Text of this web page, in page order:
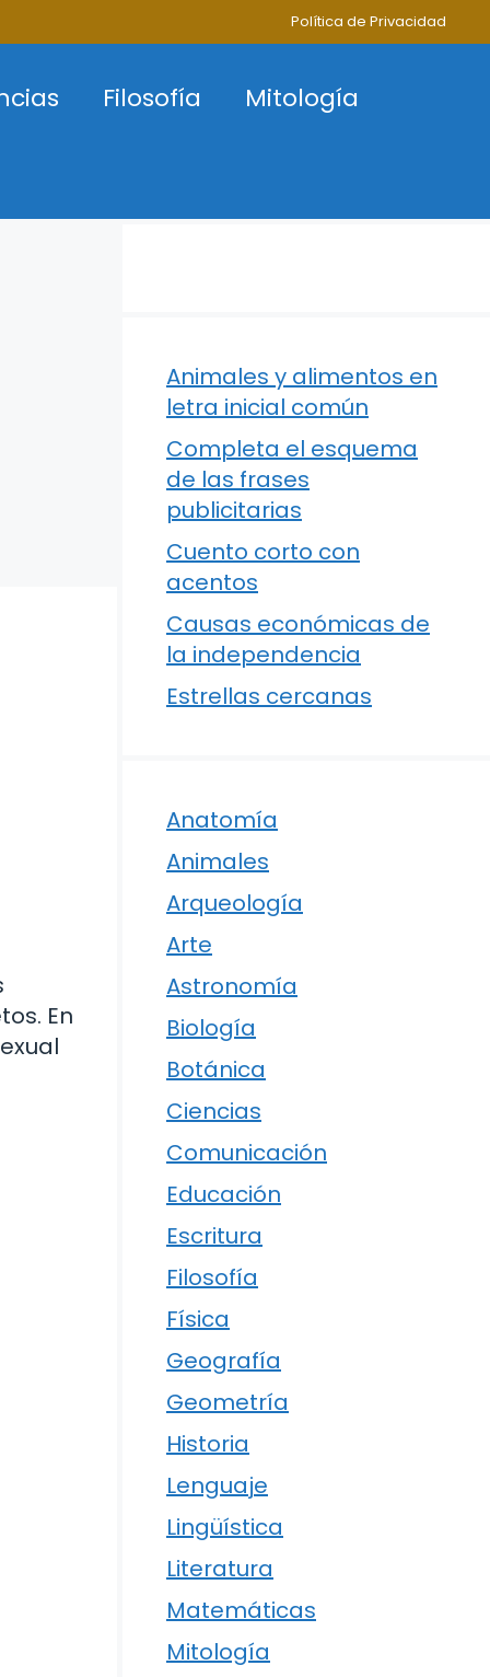
Política de Privacidad
Filosofía Mitología
En
Animales y alimentos en
letra inicial común
Completa el esquema
de las frases
publicitarias
Cuento corto con
acentos
Causas económicas de
la independencia
Estrellas cercanas
Anatomía
Animales
Arqueología
Arte
Astronomía
Biología
Botánica
Ciencias
Comunicación
Educación
Escritura
Filosofía
Física
Geografía
Geometría
Historia
Lenguaje
Lingüística
Literatura
Matemáticas
Mitología